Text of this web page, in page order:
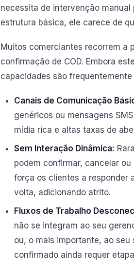
necessita de intervenção
estrutura básica, ele carece de
Muitos comerciantes recorrem a
confirmação de COD. Embora
capacidades são frequentemente
Canais de Comunicação
genéricos ou mensagens
mídia rica e altas taxas de
Sem Interação Dinâmica:
podem confirmar, cancelar
força os clientes a responder
volta, adicionando atrito.
Fluxos de Trabalho
não se integram ao seu
ou, o mais importante, ao
confirmado ainda requer